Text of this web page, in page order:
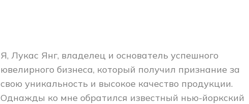
Я, Лукас Янг, владелец и основатель успешного
ювелирного бизнеса, который получил признание за
свою уникальность и высокое качество продукции.
Однажды ко мне обратился известный нью-йоркский